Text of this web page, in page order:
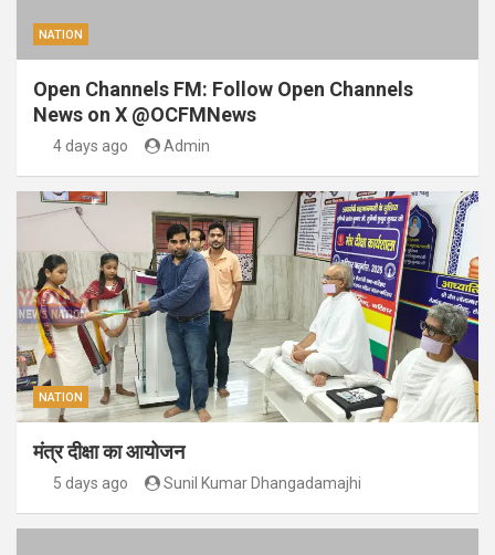
NATION
Open Channels FM: Follow Open Channels
News on X @OCFMNews
4 days ago Admin
NATION
मंत्र दीक्षा का आयोजन
5 days ago Sunil Kumar Dhangadamajhi